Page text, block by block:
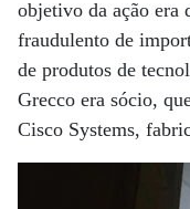
objetivo da ação era
fraudulento de
de produtos de
Grecco era sócio,
Cisco Systems,